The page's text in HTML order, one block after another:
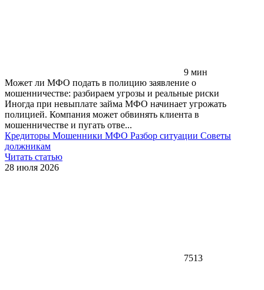
9 мин
Может ли МФО подать в полицию заявление о
мошенничестве: разбираем угрозы и реальные риски
Иногда при невыплате займа МФО начинает угрожать
полицией. Компания может обвинять клиента в
мошенничестве и пугать отве...
Кредиторы Мошенники МФО Разбор ситуации Советы
должникам
Читать статью
28 июля 2026
7513